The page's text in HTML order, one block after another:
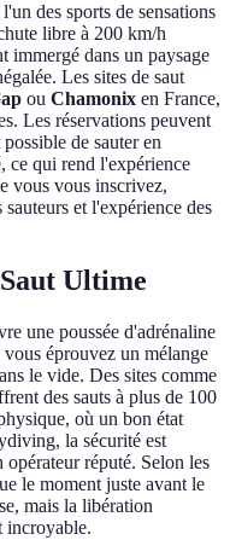
des sports de sensations
libre à 200 km/h
immergé dans un paysage
Les sites de saut
ou Chamonix en France,
Les réservations peuvent
de sauter en
ce qui rend l'expérience
vous vous inscrivez,
et l'expérience des
Ultime
une poussée d'adrénaline
vous éprouvez un mélange
le vide. Des sites comme
des sauts à plus de 100
où un bon état
la sécurité est
réputé. Selon les
le moment juste avant le
mais la libération
incroyable.